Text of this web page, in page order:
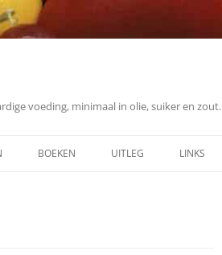
voeding, minimaal in olie, suiker en zout.
BOEKEN UITLEG LINKS